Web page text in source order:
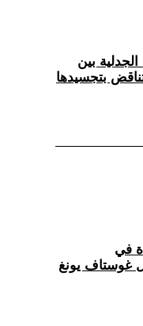
الجدلية بين
بتجسيدها
في
غوستاف يونغ